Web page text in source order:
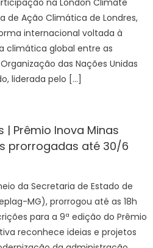
de Ação Climática de Londres,
internacional voltada à
climática global entre as
das Nações Unidas
liderada pelo […]
| Prêmio Inova Minas
prorrogadas até 30/6
da Secretaria de Estado de
MG), prorrogou até as 18h
para a 9ª edição do Prêmio
reconhece ideias e projetos